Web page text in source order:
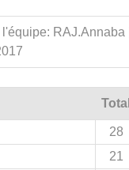
RAJ.Annaba
Total
28
21